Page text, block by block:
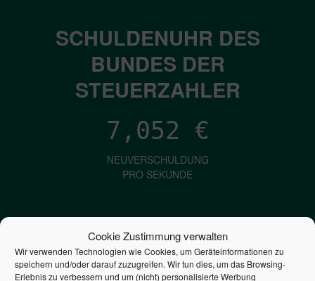
Cookie Zustimmung verwalten
Wir verwenden Technologien wie Cookies, um Geräteinformationen zu
speichern und/oder darauf zuzugreifen. Wir tun dies, um das Browsing-
Erlebnis zu verbessern und um (nicht) personalisierte Werbung
SCHULDENUHR DES
BUNDES DER
STEUERZAHLER
7,052 €
NEUVERSCHULDUNG
PRO SEKUNDE
1,601€
ZINSEN
PRO SEKUNDE